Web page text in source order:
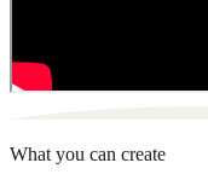
What you can create